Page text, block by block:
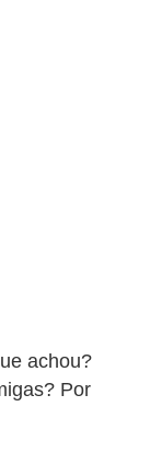
achou?
Por